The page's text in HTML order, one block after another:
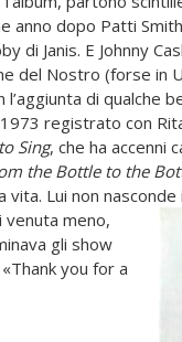
anno dopo Patti
di Janis. E Johnny
del Nostro (forse in
di qualche
registrato con
Sing, che ha accenni
the Bottle to the
Lui non nasconde i
venuta meno,
gli show
you for a